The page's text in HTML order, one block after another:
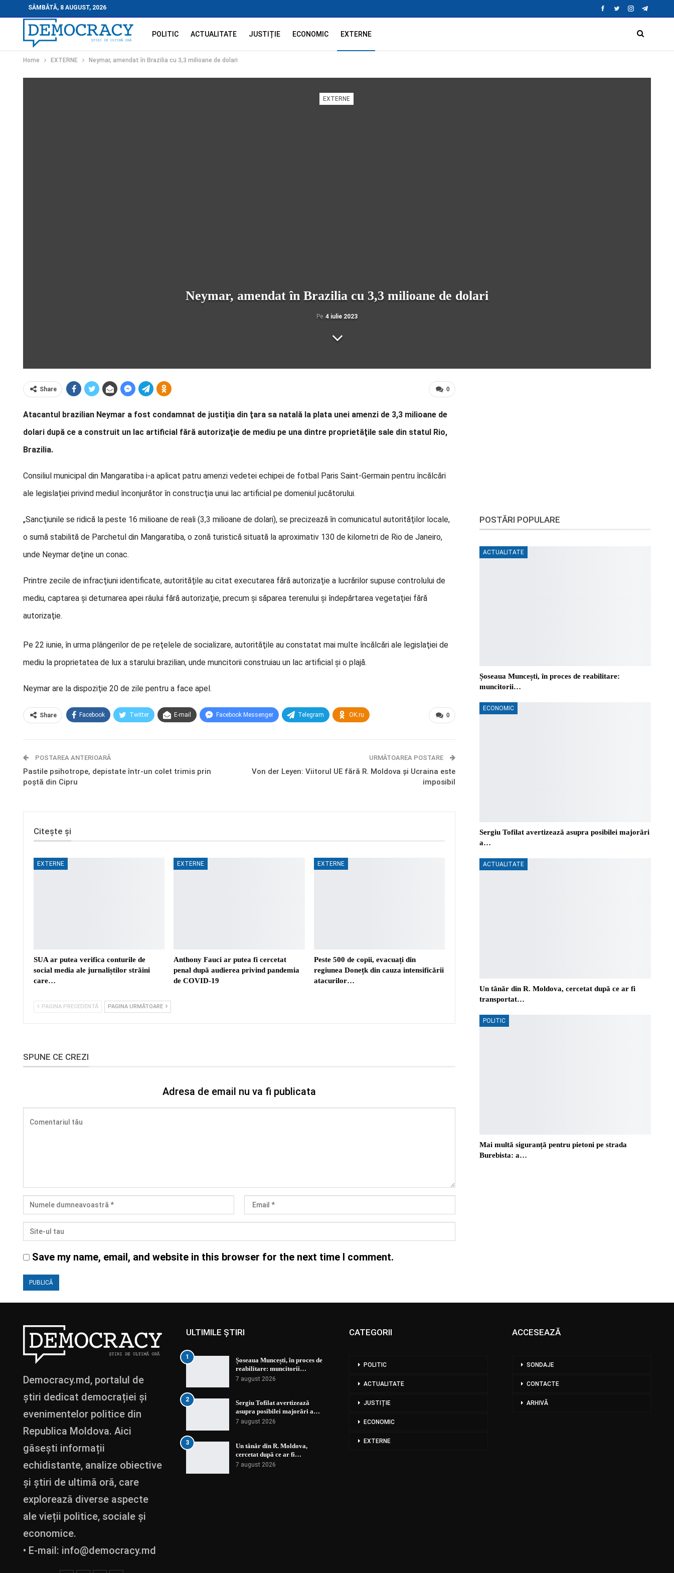
SÂMBĂTĂ, 8 AUGUST, 2026
POLITIC ACTUALITATE JUSTIȚIE ECONOMIC EXTERNE
Home EXTERNE Neymar, amendat în Brazilia cu 3,3 milioane de dolari
EXTERNE
Neymar, amendat în Brazilia cu 3,3 milioane de dolari
Pe 4 iulie 2023
0
Share
Atacantul brazilian Neymar a fost condamnat de justiţia din ţara sa natală la plata unei amenzi de 3,3 milioane de
dolari după ce a construit un lac artificial fără autorizaţie de mediu pe una dintre proprietăţile sale din statul Rio,
Brazilia.
Consiliul municipal din Mangaratiba i-a aplicat patru amenzi vedetei echipei de fotbal Paris Saint-Germain pentru încălcări
ale legislaţiei privind mediul înconjurător în construcţia unui lac artificial pe domeniul jucătorului.
„Sancţiunile se ridică la peste 16 milioane de reali (3,3 milioane de dolari), se precizează în comunicatul autorităţilor locale,
o sumă stabilită de Parchetul din Mangaratiba, o zonă turistică situată la aproximativ 130 de kilometri de Rio de Janeiro,
unde Neymar deţine un conac.
Printre zecile de infracţiuni identificate, autorităţile au citat executarea fără autorizaţie a lucrărilor supuse controlului de
mediu, captarea şi deturnarea apei râului fără autorizaţie, precum şi săparea terenului şi îndepărtarea vegetaţiei fără
autorizaţie.
Pe 22 iunie, în urma plângerilor de pe reţelele de socializare, autorităţile au constatat mai multe încălcări ale legislaţiei de
mediu la proprietatea de lux a starului brazilian, unde muncitorii construiau un lac artificial şi o plajă.
Neymar are la dispoziţie 20 de zile pentru a face apel.
0
Share Facebook Twitter E-mail Facebook Messenger Telegram OK.ru
POSTAREA ANTERIOARĂ
Pastile psihotrope, depistate într-un colet trimis prin
poștă din Cipru
URMĂTOAREA POSTARE
Von der Leyen: Viitorul UE fără R. Moldova și Ucraina este
imposibil
Citește și
EXTERNE
SUA ar putea verifica conturile de
social media ale jurnaliștilor străini
care…
EXTERNE
Anthony Fauci ar putea fi cercetat
penal după audierea privind pandemia
de COVID-19
EXTERNE
Peste 500 de copii, evacuați din
regiunea Donețk din cauza intensificării
atacurilor…
PAGINA PRECEDENTĂ PAGINA URMĂTOARE
SPUNE CE CREZI
Adresa de email nu va fi publicata
Save my name, email, and website in this browser for the next time I comment.
POSTĂRI POPULARE
ACTUALITATE
Șoseaua Muncești, în proces de reabilitare:
muncitorii…
ECONOMIC
Sergiu Tofilat avertizează asupra posibilei majorări
a…
ACTUALITATE
Un tânăr din R. Moldova, cercetat după ce ar fi
transportat…
POLITIC
Mai multă siguranță pentru pietoni pe strada
Burebista: a…
Democracy.md, portalul de
știri dedicat democrației și
evenimentelor politice din
Republica Moldova. Aici
găsești informații
echidistante, analize obiective
și știri de ultimă oră, care
explorează diverse aspecte
ale vieții politice, sociale și
economice.
• E-mail: info@democracy.md
ULTIMILE ȘTIRI
1
Șoseaua Muncești, în proces de
reabilitare: muncitorii…
7 august 2026
2
Sergiu Tofilat avertizează
asupra posibilei majorări a…
7 august 2026
3
Un tânăr din R. Moldova,
cercetat după ce ar fi…
7 august 2026
CATEGORII
POLITIC
ACTUALITATE
JUSTIȚIE
ECONOMIC
EXTERNE
ACCESEAZĂ
SONDAJE
CONTACTE
ARHIVĂ